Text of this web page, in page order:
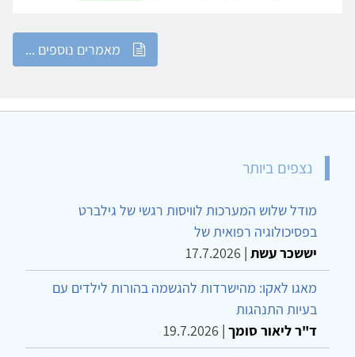
מאמרים נוספים ...
נצפים ביותר
מודל שלוש המערכות לוויסות רגשי של גילברט
בפסיכולוגיה רפואית של
יששכר עשת |
17.7.2026
מאגו לאקו: מהישרדות להגשמה בהורות לילדים עם
בעיות התנהגות
ד"ר ליאור סומך |
19.7.2026